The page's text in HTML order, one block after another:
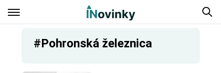
#Pohronská železnica